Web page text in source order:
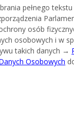
pełnego
osób
osobowych i w
takich danych →
Osobowych